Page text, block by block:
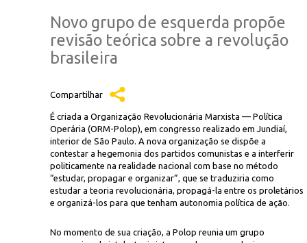
Novo grupo de esquerda propõe
revisão teórica sobre a revolução
brasileira
Compartilhar
É criada a Organização Revolucionária Marxista — Política
Operária (ORM-Polop), em congresso realizado em Jundiaí,
interior de São Paulo. A nova organização se dispõe a
contestar a hegemonia dos partidos comunistas e a interferir
politicamente na realidade nacional com base no método
“estudar, propagar e organizar”, que se traduziria como
estudar a teoria revolucionária, propagá-la entre os proletários
e organizá-los para que tenham autonomia política de ação.
No momento de sua criação, a Polop reunia um grupo